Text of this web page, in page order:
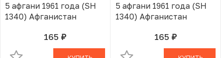
5 афгани 1961 года (SH
1340) Афганистан
165 руб.В КОРЗИНЕ
5 афгани 1961 года (SH
1340) Афганистан
165 руб.В КОРЗИНЕ